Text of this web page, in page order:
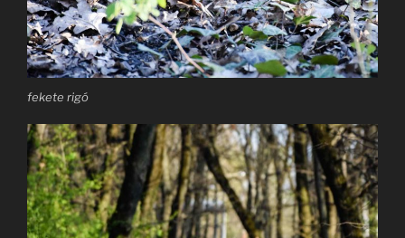
fekete rigó